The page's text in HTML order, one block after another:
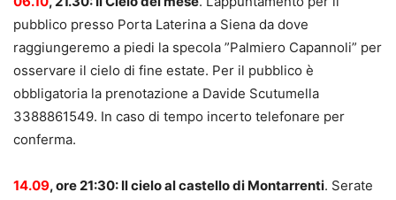
pubblico presso Porta Laterina a Siena da dove
raggiungeremo a piedi la specola ”Palmiero Capannoli” per
osservare il cielo di fine estate. Per il pubblico è
obbligatoria la prenotazione a Davide Scutumella
3388861549. In caso di tempo incerto telefonare per
conferma.
14.09, ore 21:30: Il cielo al castello di Montarrenti. Serate